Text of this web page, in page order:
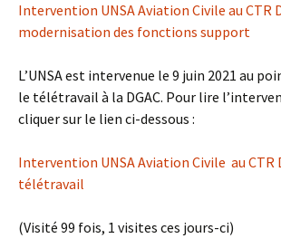
Intervention UNSA Aviation Civile au CTR
modernisation des fonctions support
L’UNSA est intervenue le 9 juin 2021 au
le télétravail à la DGAC. Pour lire
cliquer sur le lien ci-dessous :
Intervention UNSA Aviation Civile au CTR
télétravail
(Visité 99 fois, 1 visites ces jours-ci)